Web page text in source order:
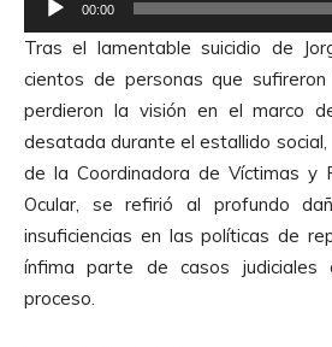
e
p
r
o
d
u
c
t
o
r
00:00
Tras el lamentable suicidio de
cientos de personas que
perdieron la visión en el marco
desatada durante el estallido
de la Coordinadora de Víctimas y
Ocular, se refirió al profundo
insuficiencias en las políticas de
ínfima parte de casos judiciales
proceso.